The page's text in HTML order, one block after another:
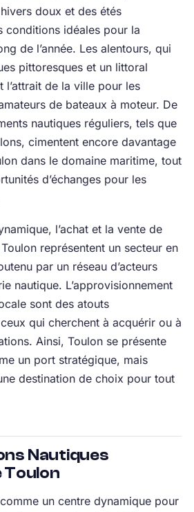
doux et des étés
conditions idéales pour la
de l’année. Les alentours, qui
pittoresques et un littoral
l’attrait de la ville pour les
de bateaux à moteur. De
nautiques réguliers, tels que
cimentent encore davantage
dans le domaine maritime, tout
d’échanges pour les
l’achat et la vente de
représentent un secteur en
par un réseau d’acteurs
nautique. L’approvisionnement
sont des atouts
qui cherchent à acquérir ou à
Ainsi, Toulon se présente
un port stratégique, mais
destination de choix pour tout
Nautiques
Toulon
un centre dynamique pour